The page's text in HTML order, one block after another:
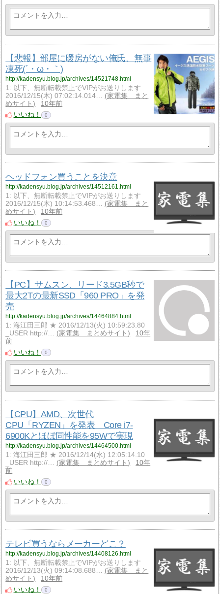
【悲報】部屋に暖房がない俺氏、無事
凍死(´・ω・｀)
http://kadensyu.blog.jp/archives/14521748.html
1: 以下、無断転載禁止でVIPがお送りします
2016/12/15(木) 07:02:14.014…
家電集 まと
めサイト
10年前
いいね！
0
ヘッドフォン買うことを決意
http://kadensyu.blog.jp/archives/14512161.html
1: 以下、無断転載禁止でVIPがお送りします
2016/12/15(木) 10:14:53.468…
家電集 まと
めサイト
10年前
いいね！
0
【PC】サムスン、リード3.5GB秒で
最大2Tの最新SSD「960 PRO」を発
売
http://kadensyu.blog.jp/archives/14464884.html
1: 海江田三郎 ★ 2016/12/13(火) 10:59:23.80
_USER http://…
家電集 まとめサイト
10年
前
いいね！
0
【CPU】AMD、次世代
CPU「RYZEN」を発表 Core i7-
6900Kとほぼ同性能を95Wで実現
http://kadensyu.blog.jp/archives/14464500.html
1: 海江田三郎 ★ 2016/12/14(水) 12:05:14.10
_USER http://…
家電集 まとめサイト
10年
前
いいね！
0
テレビ買うならメーカーどこ？
http://kadensyu.blog.jp/archives/14408126.html
1: 以下、無断転載禁止でVIPがお送りします
2016/12/13(火) 09:14:08.688…
家電集 まと
めサイト
10年前
いいね！
0